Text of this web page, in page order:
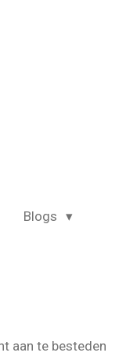
Blogs
aan te besteden